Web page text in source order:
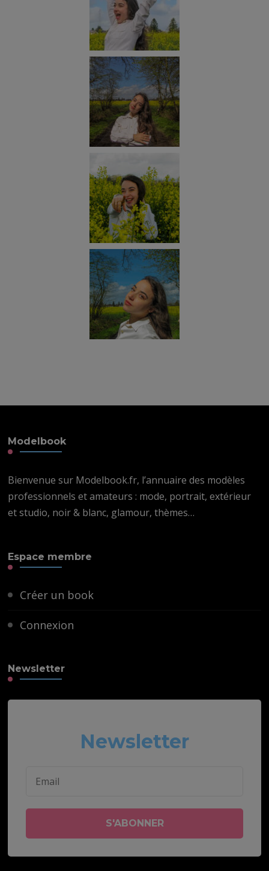
Modelbook
Bienvenue sur Modelbook.fr, l’annuaire des modèles
professionnels et amateurs : mode, portrait, extérieur
et studio, noir & blanc, glamour, thèmes…
Espace membre
Créer un book
Connexion
Newsletter
Newsletter